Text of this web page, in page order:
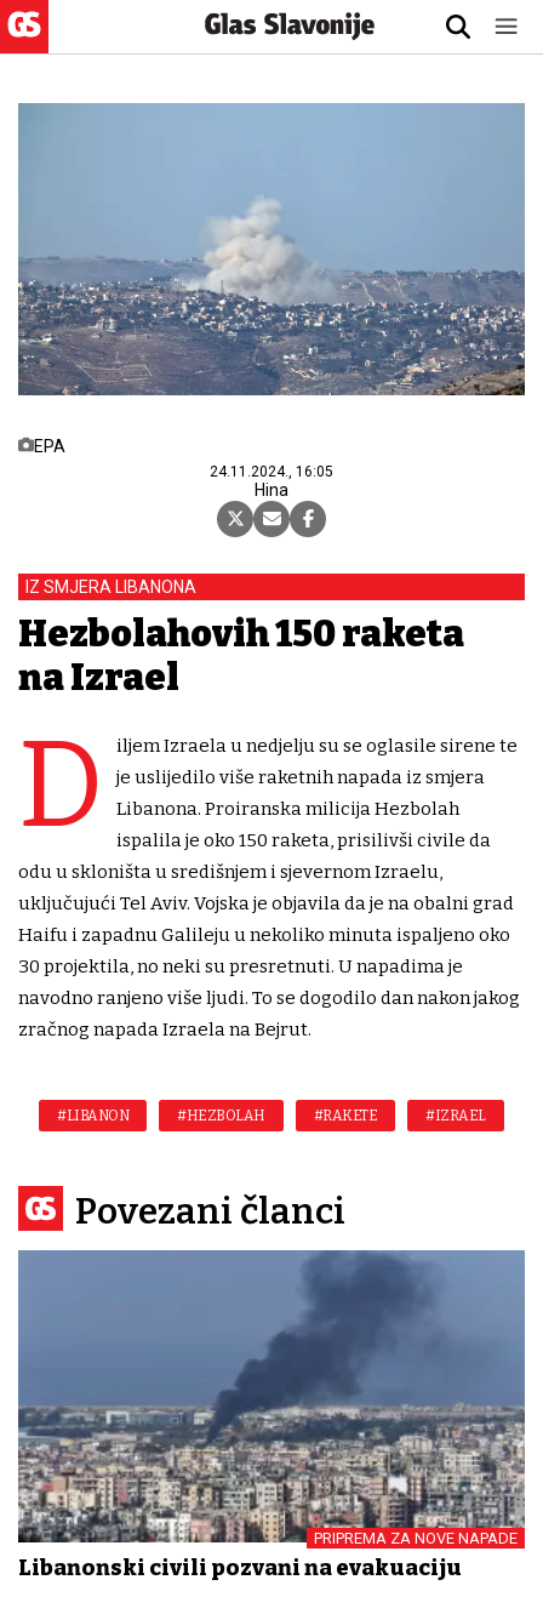
EPA
24.11.2024., 16:05
Hina
IZ SMJERA LIBANONA
Hezbolahovih 150 raketa
na Izrael
D
iljem Izraela u nedjelju su se oglasile sirene te
je uslijedilo više raketnih napada iz smjera
Libanona. Proiranska milicija Hezbolah
ispalila je oko 150 raketa, prisilivši civile da
odu u skloništa u središnjem i sjevernom Izraelu,
uključujući Tel Aviv. Vojska je objavila da je na obalni grad
Haifu i zapadnu Galileju u nekoliko minuta ispaljeno oko
30 projektila, no neki su presretnuti. U napadima je
navodno ranjeno više ljudi. To se dogodilo dan nakon jakog
zračnog napada Izraela na Bejrut.
#LIBANON #HEZBOLAH #RAKETE #IZRAEL
Povezani članci
PRIPREMA ZA NOVE NAPADE
Libanonski civili pozvani na evakuaciju